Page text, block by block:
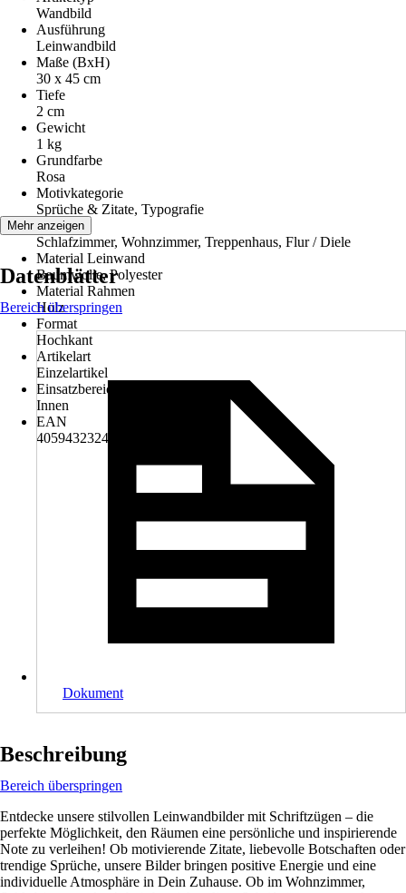
Wandbild
Ausführung
Leinwandbild
Maße (BxH)
30 x 45 cm
Tiefe
2 cm
Gewicht
1 kg
Grundfarbe
Rosa
Motivkategorie
Sprüche & Zitate, Typografie
Räume
Schlafzimmer, Wohnzimmer, Treppenhaus, Flur / Diele
Material Leinwand
Baumwolle, Polyester
Material Rahmen
Holz
Format
Hochkant
Artikelart
Einzelartikel
Einsatzbereich
Innen
EAN
4059432324662
Mehr anzeigen
Datenblätter
Bereich überspringen
Dokument
Beschreibung
Bereich überspringen
Entdecke unsere stilvollen Leinwandbilder mit Schriftzügen – die
perfekte Möglichkeit, den Räumen eine persönliche und inspirierende
Note zu verleihen! Ob motivierende Zitate, liebevolle Botschaften oder
trendige Sprüche, unsere Bilder bringen positive Energie und eine
individuelle Atmosphäre in Dein Zuhause. Ob im Wohnzimmer,